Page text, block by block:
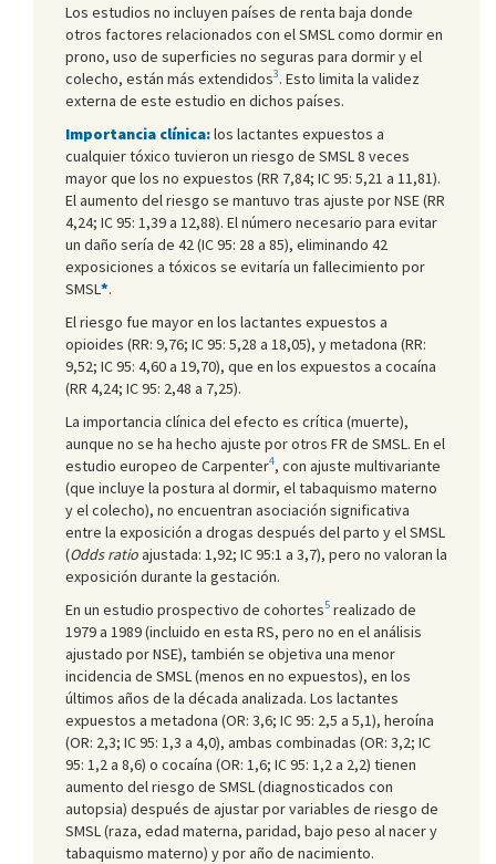
Los estudios no incluyen países de renta baja donde
otros factores relacionados con el SMSL como dormir en
prono, uso de superficies no seguras para dormir y el
colecho, están más extendidos3. Esto limita la validez
externa de este estudio en dichos países.
Importancia clínica:los lactantes expuestos a
cualquier tóxico tuvieron un riesgo de SMSL 8 veces
mayor que los no expuestos (RR 7,84; IC 95: 5,21 a 11,81).
El aumento del riesgo se mantuvo tras ajuste por NSE (RR
4,24; IC 95: 1,39 a 12,88). El número necesario para evitar
un daño sería de 42 (IC 95: 28 a 85), eliminando 42
exposiciones a tóxicos se evitaría un fallecimiento por
SMSL *.
El riesgo fue mayor en los lactantes expuestos a
opioides (RR: 9,76; IC 95: 5,28 a 18,05), y metadona (RR:
9,52; IC 95: 4,60 a 19,70), que en los expuestos a cocaína
(RR 4,24; IC 95: 2,48 a 7,25).
La importancia clínica del efecto es crítica (muerte),
aunque no se ha hecho ajuste por otros FR de SMSL. En el
estudio europeo de Carpenter4, con ajuste multivariante
(que incluye la postura al dormir, el tabaquismo materno
y el colecho), no encuentran asociación significativa
entre la exposición a drogas después del parto y el SMSL
(Odds ratioajustada: 1,92; IC 95:1 a 3,7), pero no valoran la
exposición durante la gestación.
En un estudio prospectivo de cohortes5 realizado de
1979 a 1989 (incluido en esta RS, pero no en el análisis
ajustado por NSE), también se objetiva una menor
incidencia de SMSL (menos en no expuestos), en los
últimos años de la década analizada. Los lactantes
expuestos a metadona (OR: 3,6; IC 95: 2,5 a 5,1), heroína
(OR: 2,3; IC 95: 1,3 a 4,0), ambas combinadas (OR: 3,2; IC
95: 1,2 a 8,6) o cocaína (OR: 1,6; IC 95: 1,2 a 2,2) tienen
aumento del riesgo de SMSL (diagnosticados con
autopsia) después de ajustar por variables de riesgo de
SMSL (raza, edad materna, paridad, bajo peso al nacer y
tabaquismo materno) y por año de nacimiento.